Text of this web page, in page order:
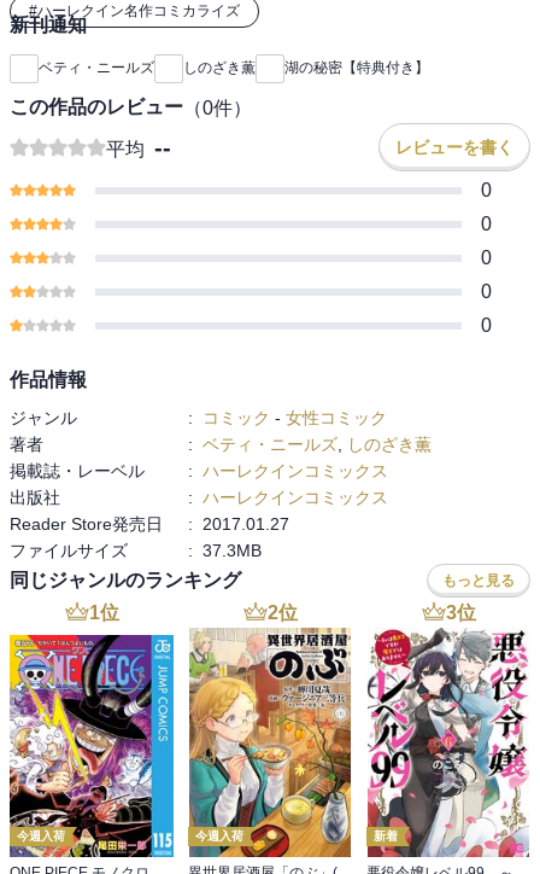
#ハーレクイン名作コミカライズ
新刊通知
ベティ・ニールズ しのざき薫 湖の秘密【特典付き】
この作品のレビュー （0件）
平均 -- レビューを書く
0
0
0
0
0
作品情報
ジャンル : コミック - 女性コミック
著者
: ベティ・ニールズ
しのざき薫
掲載誌・レーベル
: ハーレクインコミックス
出版社
: ハーレクインコミックス
Reader Store発売日
:
2017.01.27
ファイルサイズ
: 37.3MB
同じジャンルのランキング もっと見る
1位
今週入荷
2位
今週入荷
3位
新着